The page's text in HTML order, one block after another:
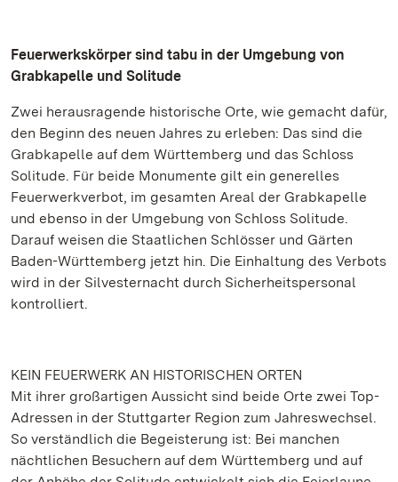
Feuerwerkskörper sind tabu in der Umgebung von
Grabkapelle und Solitude
Zwei herausragende historische Orte, wie gemacht dafür,
den Beginn des neuen Jahres zu erleben: Das sind die
Grabkapelle auf dem Württemberg und das Schloss
Solitude. Für beide Monumente gilt ein generelles
Feuerwerkverbot, im gesamten Areal der Grabkapelle
und ebenso in der Umgebung von Schloss Solitude.
Darauf weisen die Staatlichen Schlösser und Gärten
Baden-Württemberg jetzt hin. Die Einhaltung des Verbots
wird in der Silvesternacht durch Sicherheitspersonal
kontrolliert.
KEIN FEUERWERK AN HISTORISCHEN ORTEN
Mit ihrer großartigen Aussicht sind beide Orte zwei Top-
Adressen in der Stuttgarter Region zum Jahreswechsel.
So verständlich die Begeisterung ist: Bei manchen
nächtlichen Besuchern auf dem Württemberg und auf